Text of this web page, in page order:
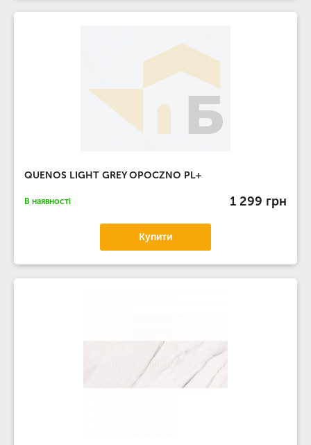
QUENOS LIGHT GREY OPOCZNO PL+
В наявності 1 299 грн
Купити